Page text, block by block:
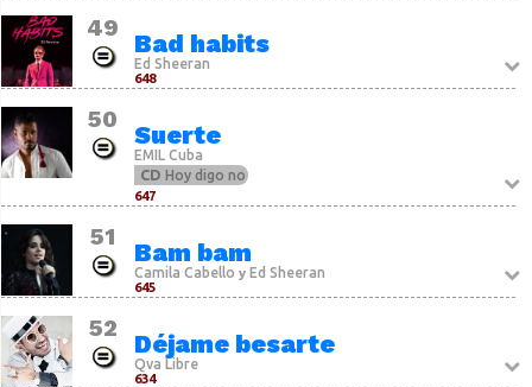
49
Bad habits
Ed Sheeran
648
50
Suerte
EMIL Cuba
CD Hoy digo no
647
51
Bam bam
Camila Cabello y Ed Sheeran
645
52
Déjame besarte
Qva Libre
634